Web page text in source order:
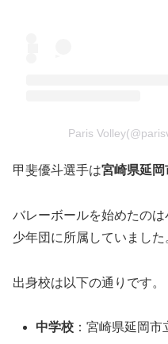
Paris
甲斐優斗選手は宮崎県延岡
バレーボールを始めたの
少年団に所属していました
出身校は以下の通りです。
中学校 ：宮崎県延岡